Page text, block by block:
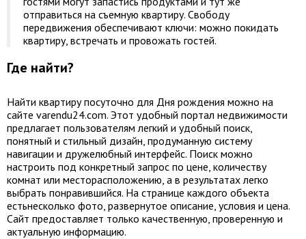
отправиться на съемную квартиру. Свободу
передвижения обеспечивают ключи: можно покидать
квартиру, встречать и провожать гостей.
Где найти?
Найти квартиру посуточно для Дня рождения можно на
сайте varendu24.com. Этот удобный портал недвижимости
предлагает пользователям легкий и удобный поиск,
понятный и стильный дизайн, продуманную систему
навигации и дружелюбный интерфейс. Поиск можно
настроить под конкретный запрос по цене, количеству
комнат или месторасположению, а в результатах легко
выбрать понравившийся. На странице каждого объекта
естьнесколько фото, развернутое описание, условия и цена.
Сайт предоставляет только качественную, проверенную и
актуальную информацию.